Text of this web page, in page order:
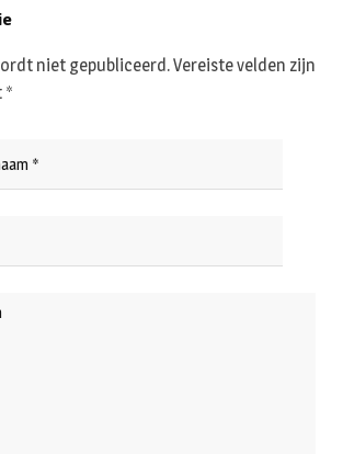
niet gepubliceerd.Vereiste velden zijn
*